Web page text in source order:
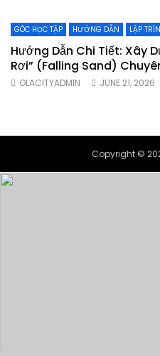
GÓC HỌC TẬP HƯỚNG DẪN LẬP
Hướng Dẫn Chi Tiết: Xây
Rơi” (Falling Sand)
OLACITYADMIN JUNE 21, 2026
Copyright ©